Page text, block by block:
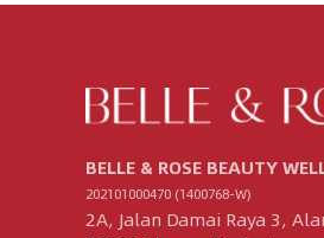
BELLE & ROSE BEAUTY
202101000470 (1400768-W)
2A, Jalan Damai Raya 3,